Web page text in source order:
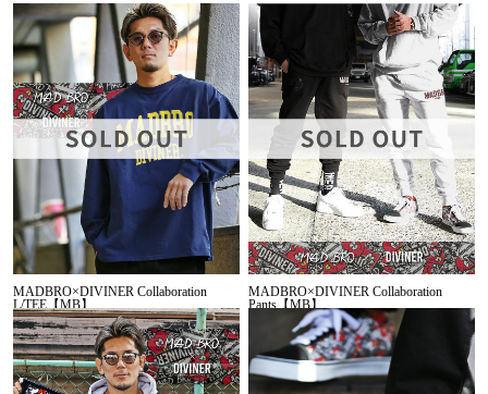
MADBRO×DIVINER Collaboration
L/TEE【MB】
MADBRO×DIVINER Collaboration
Pants【MB】